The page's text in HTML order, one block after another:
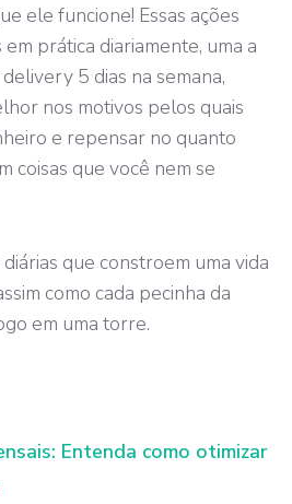
ele funcione! Essas ações
prática diariamente, uma a
5 dias na semana,
nos motivos pelos quais
e repensar no quanto
coisas que você nem se
que constroem uma vida
como cada pecinha da
em uma torre.
Entenda como otimizar